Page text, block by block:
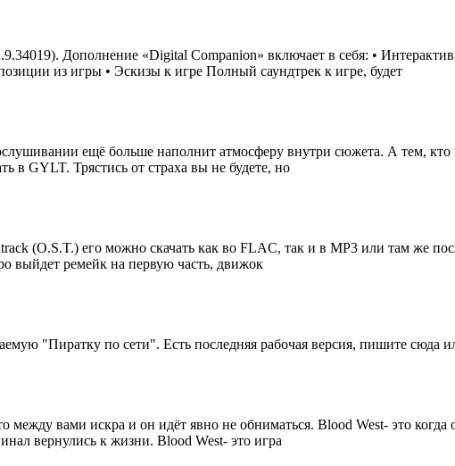
Дополнение «Digital Companion» включает в себя: •
из игры • Эскизы к игре Полный саундтрек к игре, будет
ещё больше наполнит атмосферу внутри сюжета. А тем, кто
в GYLT. Трястись от страха вы не будете, но
(O.S.T.) его можно скачать как во FLAC, так и в MP3 или там же
выйдет ремейк на первую часть, движок
"Пиратку по сети". Есть последняя рабочая версия, пишите сюда
вами искра и он идёт явно не обниматься. Blood West- это когда
вернулись к жизни. Blood West- это игра